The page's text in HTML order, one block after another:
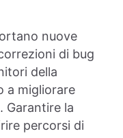
nuove
di bug
della
a migliorare
Garantire la
percorsi di